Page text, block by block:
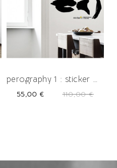
perography 1 : sticker œuvre d'art
Prix
55,00 €
Prix
110,00 €